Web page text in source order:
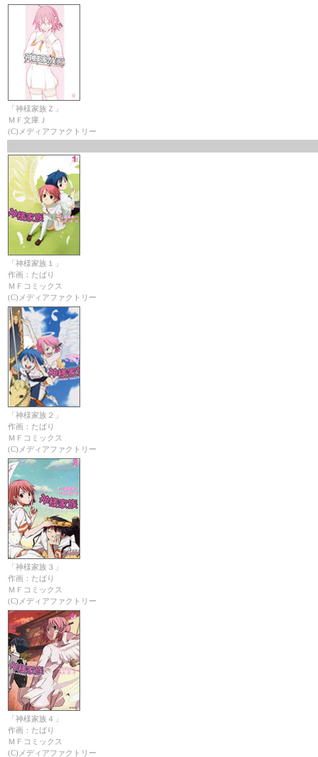
「神様家族Ｚ」
ＭＦ文庫Ｊ
(C)メディアファクトリー
「神様家族１」
作画：たばり
ＭＦコミックス
(C)メディアファクトリー
「神様家族２」
作画：たばり
ＭＦコミックス
(C)メディアファクトリー
「神様家族３」
作画：たばり
ＭＦコミックス
(C)メディアファクトリー
「神様家族４」
作画：たばり
ＭＦコミックス
(C)メディアファクトリー